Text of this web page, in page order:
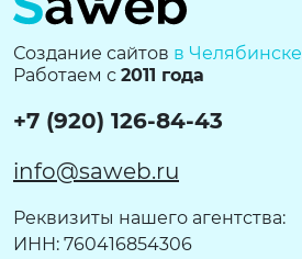
Создание сайтов в Челябинске
Работаем с 2011 года
+7 (920) 126-84-43
info@saweb.ru
Реквизиты нашего агентства:
ИНН: 760416854306